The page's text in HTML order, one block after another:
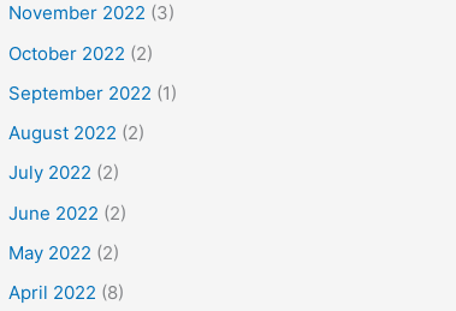
November 2022 (3)
October 2022 (2)
September 2022 (1)
August 2022 (2)
July 2022 (2)
June 2022 (2)
May 2022 (2)
April 2022 (8)